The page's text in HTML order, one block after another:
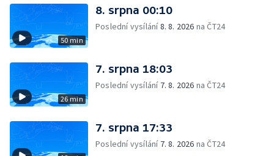
50 min
8. srpna 00:10
Poslední vysílání8. 8. 2026 na ČT24
26 min
7. srpna 18:03
Poslední vysílání 7. 8. 2026 na ČT24
7. srpna 17:33
Poslední vysílání 7. 8. 2026 na ČT24